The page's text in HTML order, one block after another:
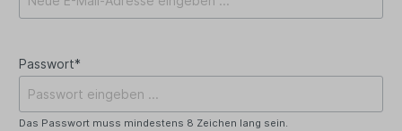
Passwort*
Das Passwort muss mindestens 8 Zeichen lang sein.